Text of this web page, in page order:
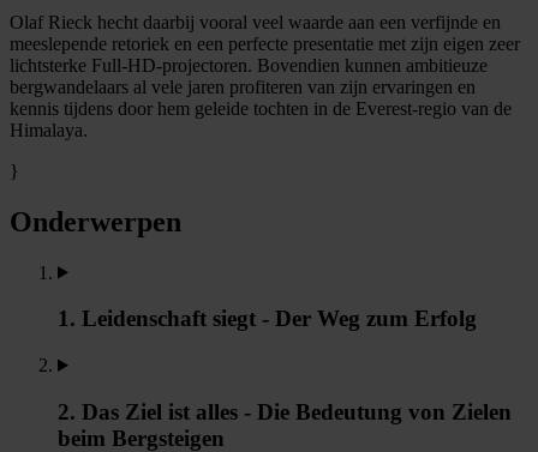
Olaf Rieck hecht daarbij vooral veel waarde aan een verfijnde en
meeslepende retoriek en een perfecte presentatie met zijn eigen zeer
lichtsterke Full-HD-projectoren. Bovendien kunnen ambitieuze
bergwandelaars al vele jaren profiteren van zijn ervaringen en
kennis tijdens door hem geleide tochten in de Everest-regio van de
Himalaya.
}
Onderwerpen
1. Leidenschaft siegt - Der Weg zum Erfolg
2. Das Ziel ist alles - Die Bedeutung von Zielen
beim Bergsteigen